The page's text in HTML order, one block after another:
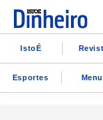
IstoÉ
Esportes Menu